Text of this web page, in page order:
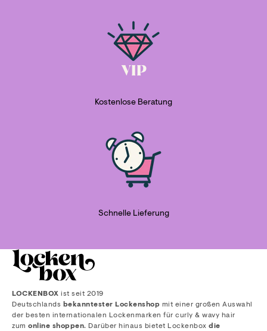
Kostenlose Beratung
Schnelle Lieferung
LOCKENBOX ist seit 2019
Deutschlands bekanntester Lockenshop mit einer großen Auswahl
der besten internationalen Lockenmarken für curly & wavy hair
zum online shoppen. Darüber hinaus bietet Lockenbox die